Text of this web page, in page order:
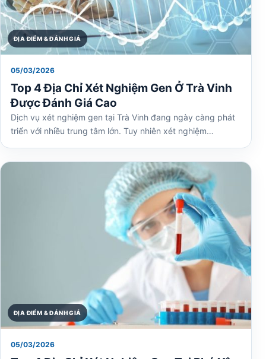
ĐỊA ĐIỂM & ĐÁNH GIÁ
05/03/2026
Top 4 Địa Chỉ Xét Nghiệm Gen Ở Trà Vinh
Được Đánh Giá Cao
Dịch vụ xét nghiệm gen tại Trà Vinh đang ngày càng phát
triển với nhiều trung tâm lớn. Tuy nhiên xét nghiệm…
ĐỊA ĐIỂM & ĐÁNH GIÁ
05/03/2026